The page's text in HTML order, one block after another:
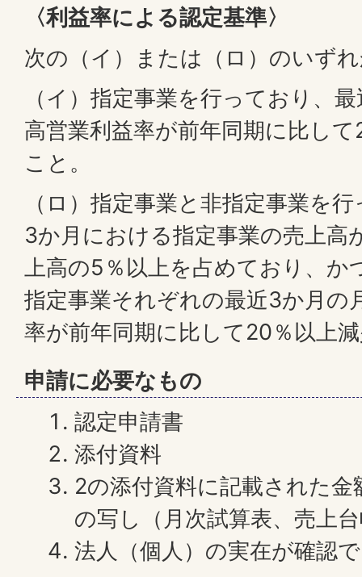
〈利益率による認定基準〉
次の（イ）または（ロ）のいず
（イ）指定事業を行っており、
高営業利益率が前年同期に比し
こと。
（ロ）指定事業と非指定事業を
3か月における指定事業の売上高
上高の5％以上を占めており、か
指定事業それぞれの最近3か月の
率が前年同期に比して20％以上
申請に必要なもの
認定申請書
添付資料
2の添付資料に記載された
の写し（月次試算表、売上
法人（個人）の実在が確認